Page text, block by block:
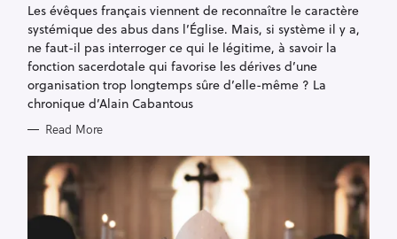
O
I
E
S
Les évêques français viennent de reconnaître le caractère
systémique des abus dans l’Église. Mais, si système il y a,
ne faut-il pas interroger ce qui le légitime, à savoir la
fonction sacerdotale qui favorise les dérives d’une
organisation trop longtemps sûre d’elle-même ? La
chronique d’Alain Cabantous
Read More